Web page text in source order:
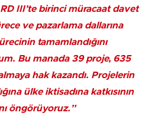
III’te birinci müracaat davet
ve pazarlama dallarına
tamamlandığını
Bu manada 39 proje, 635
hak kazandı. Projelerin
ülke iktisadına katkısının
öngörüyoruz.”